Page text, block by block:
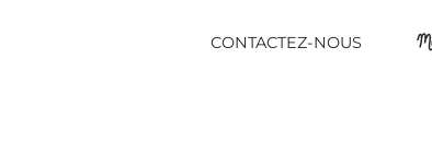
CONTACTEZ-NOUS